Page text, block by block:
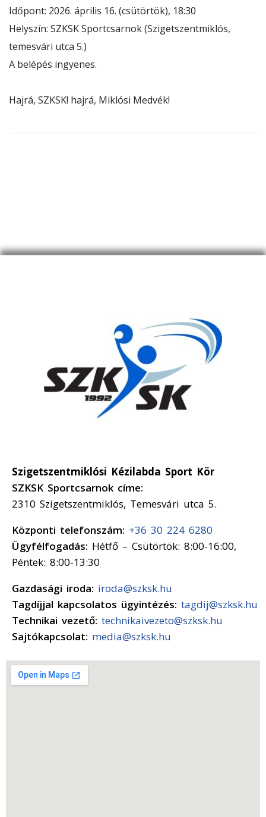
Időpont: 2026. április 16. (csütörtök), 18:30
Helyszín: SZKSK Sportcsarnok (Szigetszentmiklós,
temesvári utca 5.)
A belépés ingyenes.
Hajrá, SZKSK! hajrá, Miklósi Medvék!
Szigetszentmiklósi Kézilabda Sport Kör
SZKSK Sportcsarnok címe:
2310 Szigetszentmiklós, Temesvári utca 5.
Központi telefonszám: +36 30 224 6280
Ügyfélfogadás: Hétfő – Csütörtök: 8:00-16:00,
Péntek: 8:00-13:30
Gazdasági iroda: iroda@szksk.hu
Tagdíjjal kapcsolatos ügyintézés: tagdij@szksk.hu
Technikai vezető: technikaivezeto@szksk.hu
Sajtókapcsolat: media@szksk.hu